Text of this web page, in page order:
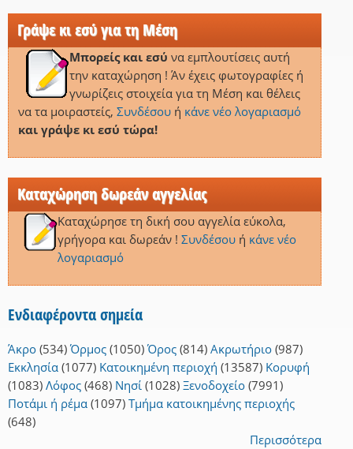
Γράψε κι εσύ για τη Μέση
Μπορείς και εσύ να εμπλουτίσεις αυτή
την καταχώρηση ! Άν έχεις φωτογραφίες ή
γνωρίζεις στοιχεία για τη Μέση και θέλεις
να τα μοιραστείς, Συνδέσουή κάνε νέο λογαριασμό
και γράψε κι εσύ τώρα!
Καταχώρηση δωρεάν αγγελίας
Καταχώρησε τη δική σου αγγελία εύκολα,
γρήγορα και δωρεάν ! Συνδέσουή κάνε νέο
λογαριασμό
Ενδιαφέροντα σημεία
Άκρο (534) Όρμος (1050) Όρος (814) Ακρωτήριο (987)
Εκκλησία (1077) Κατοικημένη περιοχή (13587) Κορυφή
(1083) Λόφος (468) Νησί (1028) Ξενοδοχείο (7991)
Ποτάμι ή ρέμα (1097) Τμήμα κατοικημένης περιοχής
(648)
Περισσότερα